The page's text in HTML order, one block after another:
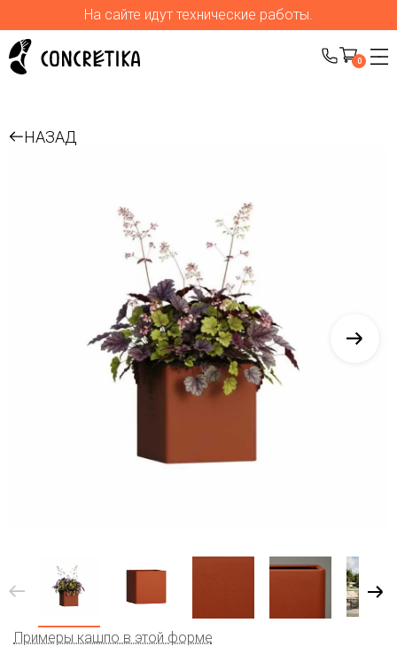
На сайте идут технические работы.
0
НАЗАД
Примеры кашпо в этой форме